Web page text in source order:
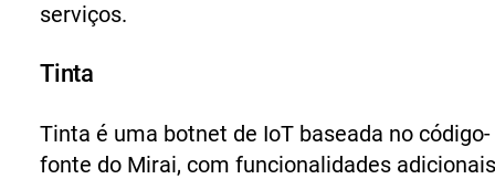
serviços.
Tinta
Tinta é uma botnet de IoT baseada no código-
fonte do Mirai, com funcionalidades